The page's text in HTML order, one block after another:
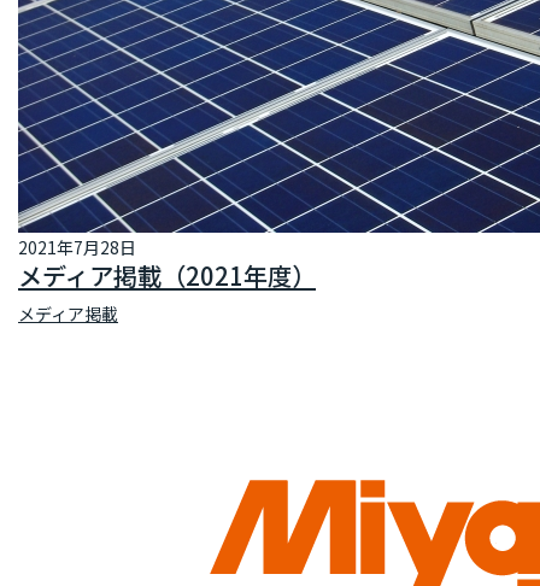
2021年7月28日
メディア掲載（2021年度）
メディア掲載